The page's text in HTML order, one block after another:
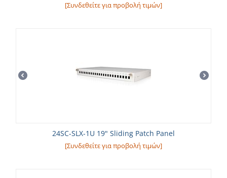
[Συνδεθείτε για προβολή τιμών]
24SC-SLX-1U 19" Sliding Patch Panel
[Συνδεθείτε για προβολή τιμών]